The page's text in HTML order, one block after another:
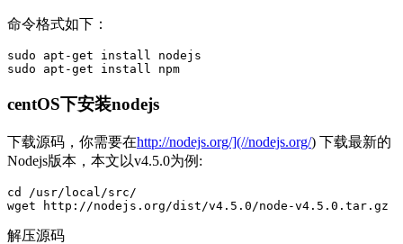
命令格式如下：
sudo apt-get install nodejs
centOS下安装nodejs
下载源码，你需要在http://nodejs.org/](//nodejs.org/) 下载最新的
Nodejs版本，本文以v4.5.0为例:
cd /usr/local/src/
解压源码